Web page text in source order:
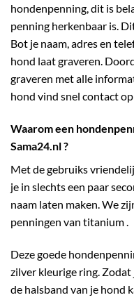
hondenpenning, dit is
penning herkenbaar is.
Bot je naam, adres en
hond laat graveren.
graveren met alle
hond vind snel contact
Waarom een
Sama24.nl ?
Met de gebruiks
je in slechts een paar
naam laten maken. We
penningen van titanium .
Deze goede
zilver kleurige ring. Zodat
de halsband van je hond